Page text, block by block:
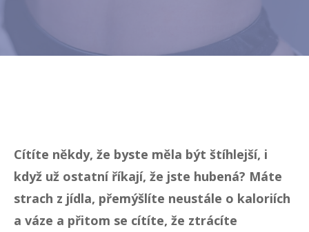
Cítíte někdy, že byste měla být štíhlejší, i
když už ostatní říkají, že jste hubená? Máte
strach z jídla, přemýšlíte neustále o kaloriích
a váze a přitom se cítíte, že ztrácíte